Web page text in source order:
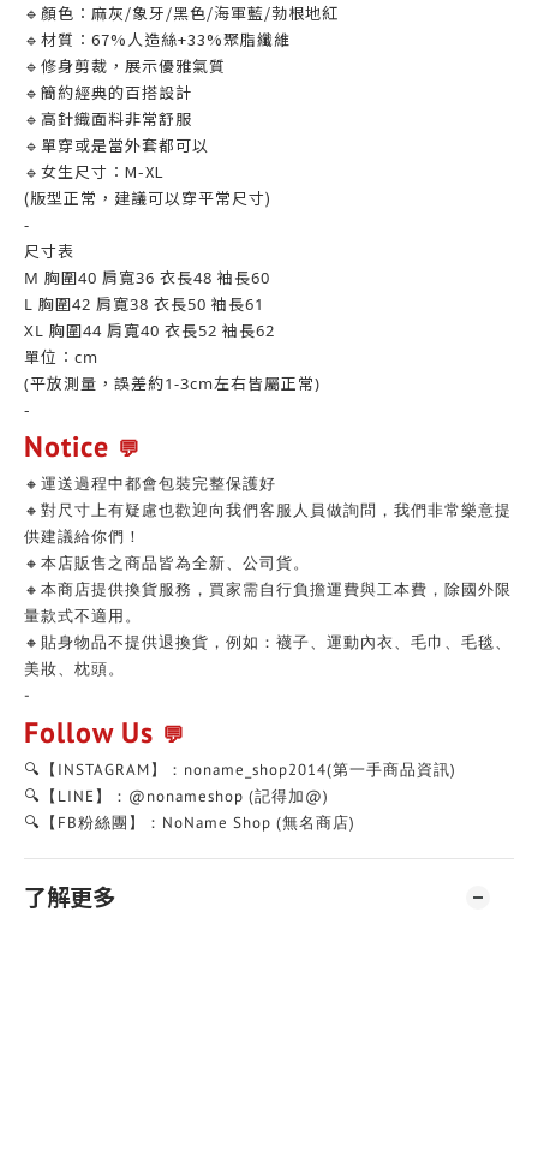
🔹顏色：麻灰/象牙/黑色/海軍藍/勃根地紅
🔹材質：67%人造絲+33%聚脂纖維
🔹修身剪裁，展示優雅氣質
🔹簡約經典的百搭設計
🔹高針織面料非常舒服
🔹單穿或是當外套都可以
🔹女生尺寸：M-XL
(版型正常，建議可以穿平常尺寸)
-
尺寸表
M 胸圍40 肩寬36 衣長48 袖長60
L 胸圍42 肩寬38 衣長50 袖長61
XL 胸圍44 肩寬40 衣長52 袖長62
單位：cm
(平放測量，誤差約1-3cm左右皆屬正常)
-
Notice 💬
🔸運送過程中都會包裝完整保護好
🔸對尺寸上有疑慮也歡迎向我們客服人員做詢問，我們非常樂意提
供建議給你們！
🔸本店販售之商品皆為全新、公司貨。
🔸本商店提供換貨服務，買家需自行負擔運費與工本費，除國外限
量款式不適用。
🔸貼身物品不提供退換貨，例如：襪子、運動內衣、毛巾、毛毯、
美妝、枕頭。
-
Follow Us 💬
🔍【INSTAGRAM】：noname_shop2014(第一手商品資訊)
🔍【LINE】：@nonameshop (記得加@)
🔍【FB粉絲團】：NoName Shop (無名商店)
了解更多